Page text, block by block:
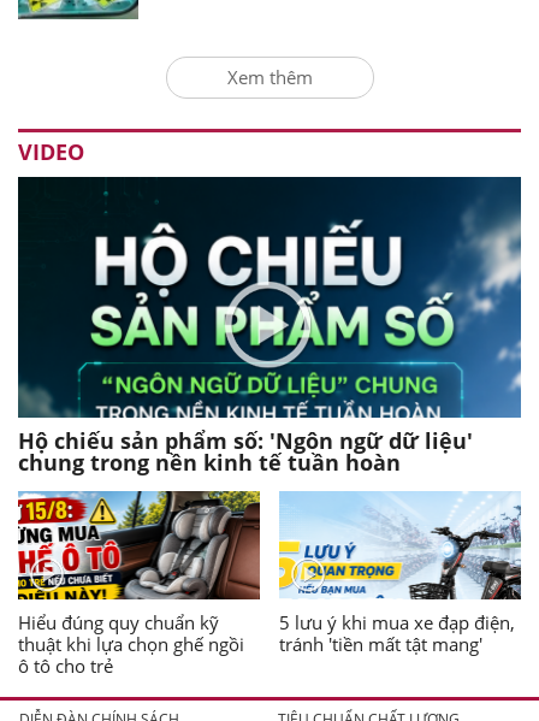
Xem thêm
VIDEO
Hộ chiếu sản phẩm số: 'Ngôn ngữ dữ liệu'
chung trong nền kinh tế tuần hoàn
Hiểu đúng quy chuẩn kỹ
thuật khi lựa chọn ghế ngồi
ô tô cho trẻ
5 lưu ý khi mua xe đạp điện,
tránh 'tiền mất tật mang'